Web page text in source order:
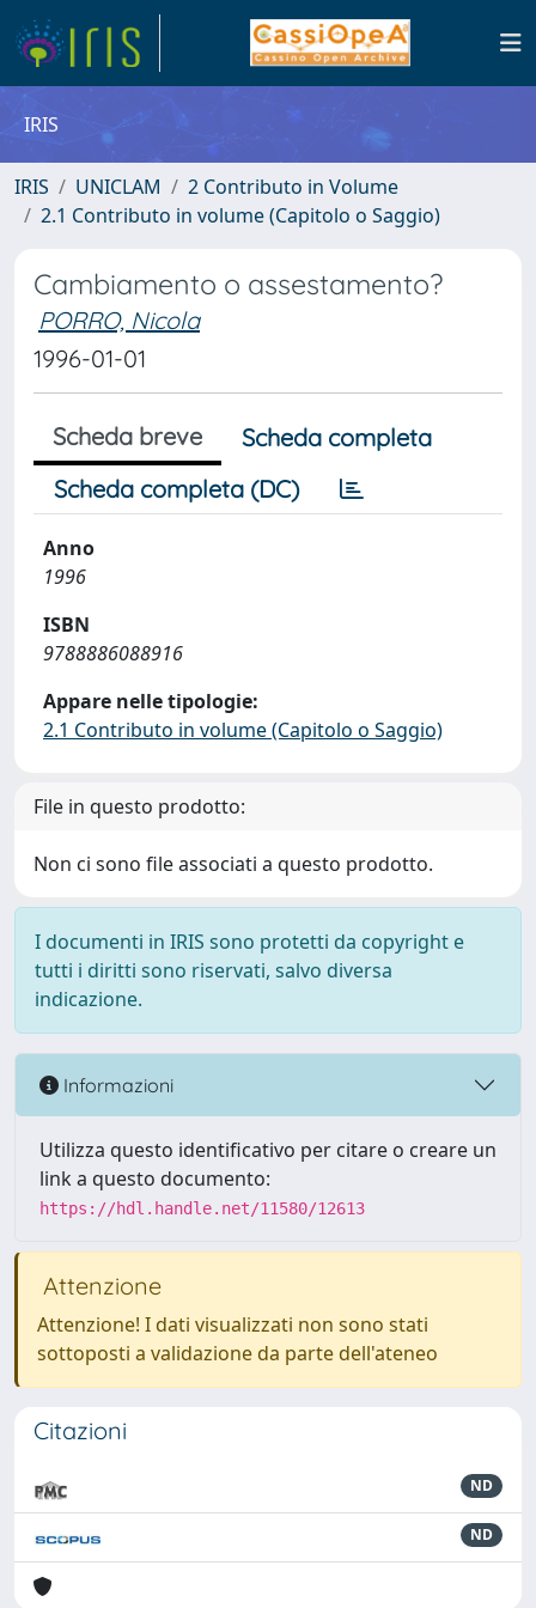
IRIS
IRIS UNICLAM
2 Contributo in Volume
2.1 Contributo in volume (Capitolo o Saggio)
Cambiamento o assestamento?
PORRO, Nicola
1996-01-01
Scheda breve
Scheda completa
Scheda completa (DC)
Anno
1996
ISBN
9788886088916
Appare nelle tipologie:
2.1 Contributo in volume (Capitolo o Saggio)
File in questo prodotto:
Non ci sono file associati a questo prodotto.
I documenti in IRIS sono protetti da copyright e
tutti i diritti sono riservati, salvo diversa
indicazione.
Informazioni
Utilizza questo identificativo per citare o creare un
link a questo documento:
https://hdl.handle.net/11580/12613
Attenzione
Attenzione! I dati visualizzati non sono stati
sottoposti a validazione da parte dell'ateneo
Citazioni
ND
ND